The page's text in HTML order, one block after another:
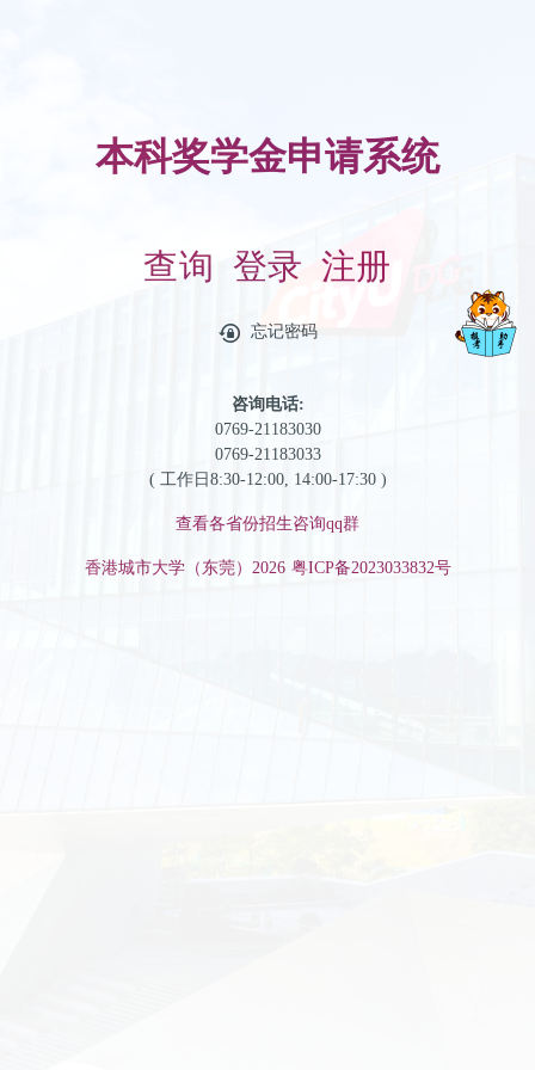
本科奖学金申请系统
查询 登录 注册
忘记密码
咨询电话:
0769-21183030
0769-21183033
( 工作日8:30-12:00, 14:00-17:30 )
查看各省份招生咨询qq群
香港城市大学（东莞） 2026 粤ICP备2023033832号